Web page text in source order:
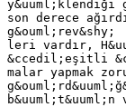
y&uuml;klendiği
son derece
g&ouml;rev&shy;
leri vardır,
&ccedil;eşitli
malar yapmak